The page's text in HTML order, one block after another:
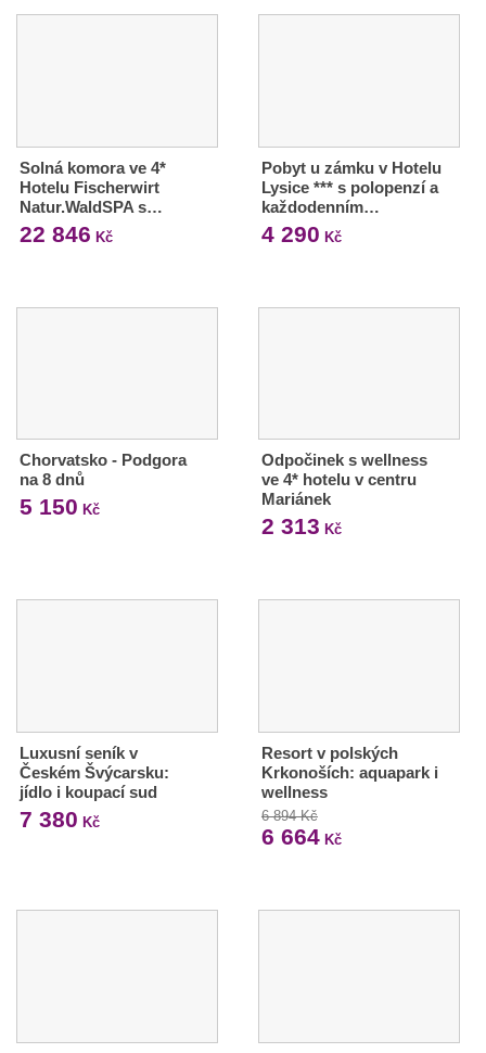
Solná komora ve 4*
Hotelu Fischerwirt
Natur.WaldSPA s…
22 846 Kč
Pobyt u zámku v Hotelu
Lysice *** s polopenzí a
každodenním…
4 290 Kč
Chorvatsko - Podgora
na 8 dnů
5 150 Kč
Odpočinek s wellness
ve 4* hotelu v centru
Mariánek
2 313 Kč
Luxusní seník v
Českém Švýcarsku:
jídlo i koupací sud
7 380 Kč
Resort v polských
Krkonoších: aquapark i
wellness
6 894 Kč
6 664Kč